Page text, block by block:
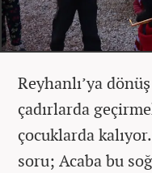
Reyhanlı’ya
çadırlarda
çocuklarda
soru; Acaba bu